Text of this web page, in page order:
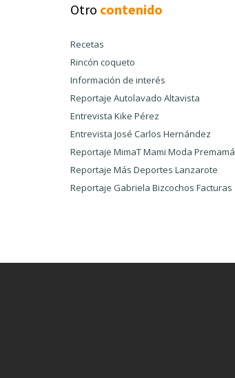
Otro contenido
Recetas
Rincón coqueto
Información de interés
Reportaje Autolavado Altavista
Entrevista Kike Pérez
Entrevista José Carlos Hernández
Reportaje MimaT Mami Moda Premamá
Reportaje Más Deportes Lanzarote
Reportaje Gabriela Bizcochos Facturas